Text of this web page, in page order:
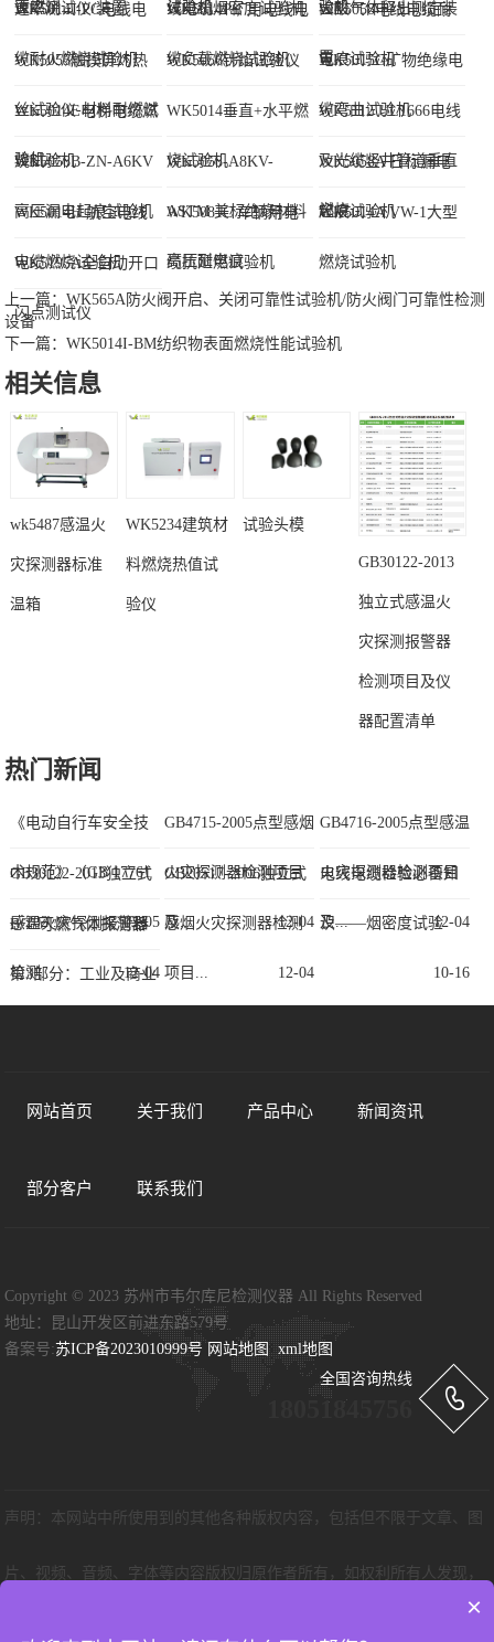
直燃烧... 试验机... 验机
速率测试仪/装置 线电缆烟密度试验机 卤酸气体释出测定装
置
WK5014J-PC电线电
缆耐火燃烧试验机
WK5014P矿用电线电
缆负载燃烧试验机
WK5058电线电缆耐
电痕试验机
WK5055触摸屏灼热
丝试验仪-材料耐燃试
验机-...
WK5056针焰试验仪 WK5015G矿物绝缘电
缆弯曲试验机
WK5014E电梯电缆燃
烧试验机
WK5014垂直+水平燃
烧试验机
WK5112 UL1666电线
及光缆竖井管道垂直
燃烧...
WK5058B-ZN-A6KV
高压漏电起痕试验机
WK5058-A8KV-
ASTM 美标绝缘材料
高压耐电痕...
WK5058A 日标漏电
起痕试验机
WK5014H 航空电线
电缆燃烧试验机
WK5081C 车辆用电
缆抗延燃试验机
WK5014A VW-1大型
燃烧试验机
WK5195A全自动开口
闪点测试仪
上一篇：WK565A防火阀开启、关闭可靠性试验机/防火阀门可靠性检测
设备
下一篇：WK5014I-BM纺织物表面燃烧性能试验机
相关信息
wk5487感温火
灾探测器标准
温箱
WK5234建筑材
料燃烧热值试
验仪
试验头模
GB30122-2013
独立式感温火
灾探测报警器
检测项目及仪
器配置清单
热门新闻
《电动自行车安全技
术规范》（GB 17761
—202... 03-05
GB4715-2005点型感烟
火灾探测器检测项目
及... 12-04
GB4716-2005点型感温
火灾探测器检测项目
及... 12-04
GB30122-2013独立式
感温火灾探测报警器
检测... 12-04
GB20517-2006独立式
感烟火灾探测器检测
项目... 12-04
电线电缆检验必备知
识——烟密度试验
10-16
B/T 可燃气体探测器
第3部分：工业及商业
网站首页 关于我们 产品中心 新闻资讯
部分客户 联系我们
Copyright © 2023 苏州市韦尔库尼检测仪器 All Rights Reserved
地址：昆山开发区前进东路579号
备案号:苏ICP备2023010999号 网站地图 xml地图
全国咨询热线
18051845756
声明：本网站中所使用到的其他各种版权内容，包括但不限于文章、图
片、视频、音频、字体等内容版权归原作者所有，如权利所有人发现，
×